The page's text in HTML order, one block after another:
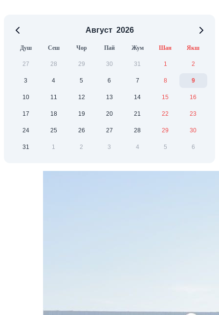
Август 2026
Душ Сеш Чор Пай Жум Шан Якш
27 28 29 30 31 1 2
3 4 5 6 7 8 9
10 11 12 13 14 15 16
17 18 19 20 21 22 23
24 25 26 27 28 29 30
31 1 2 3 4 5 6